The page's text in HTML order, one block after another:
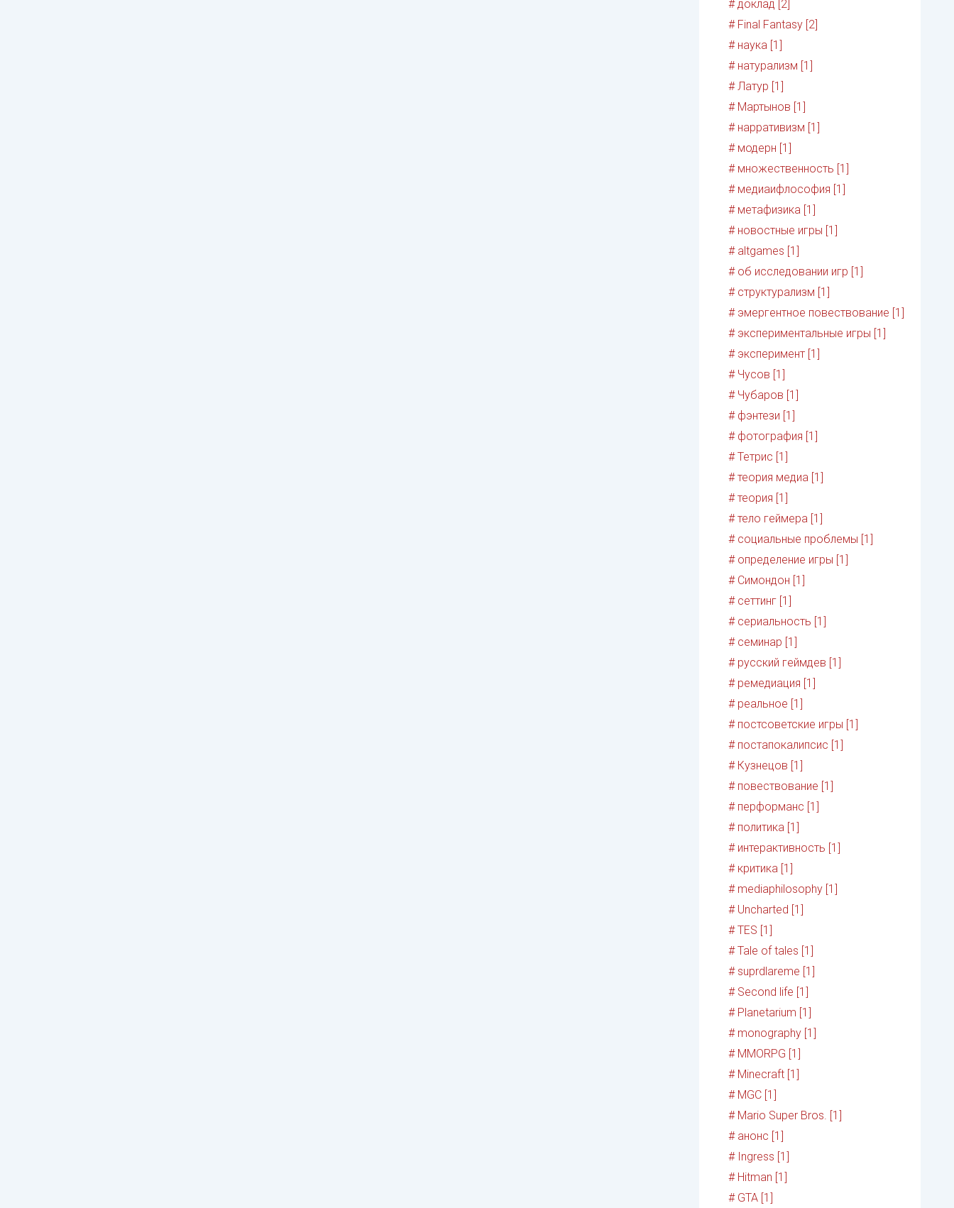
# доклад [2]
# Final Fantasy [2]
# наука [1]
# натурализм [1]
# Латур [1]
# Мартынов [1]
# нарративизм [1]
# модерн [1]
# множественность [1]
# медиаифлософия [1]
# метафизика [1]
# новостные игры [1]
# altgames [1]
# об исследовании игр [1]
# структурализм [1]
# эмергентное повествование [1]
# экспериментальные игры [1]
# эксперимент [1]
# Чусов [1]
# Чубаров [1]
# фэнтези [1]
# фотография [1]
# Тетрис [1]
# теория медиа [1]
# теория [1]
# тело геймера [1]
# социальные проблемы [1]
# определение игры [1]
# Симондон [1]
# сеттинг [1]
# сериальность [1]
# семинар [1]
# русский геймдев [1]
# ремедиация [1]
# реальное [1]
# постсоветские игры [1]
# постапокалипсис [1]
# Кузнецов [1]
# повествование [1]
# перформанс [1]
# политика [1]
# интерактивность [1]
# критика [1]
# mediaphilosophy [1]
# Uncharted [1]
# TES [1]
# Tale of tales [1]
# suprdlareme [1]
# Second life [1]
# Planetarium [1]
# monography [1]
# MMORPG [1]
# Minecraft [1]
# MGC [1]
# Mario Super Bros. [1]
# анонс [1]
# Ingress [1]
# Hitman [1]
# GTA [1]